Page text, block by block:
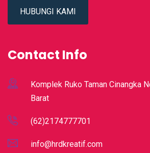
HUBUNGI KAMI
Contact Info
Komplek Ruko Taman Cinangka
Barat
(62)2174777701
info@hrdkreatif.com